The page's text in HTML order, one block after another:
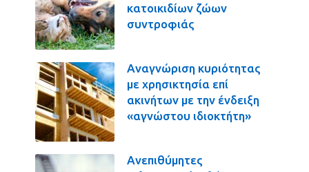
κατοικιδίων ζώων
συντροφιάς
Αναγνώριση κυριότητας
με χρησικτησία επί
ακινήτων με την ένδειξη
«αγνώστου ιδιοκτήτη»
Ανεπιθύμητες